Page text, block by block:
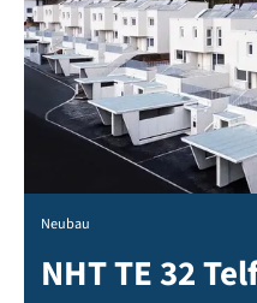
Neubau
NHT TE 32